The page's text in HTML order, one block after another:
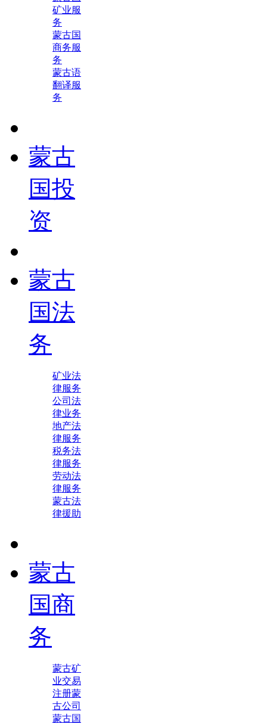
矿业服
务
蒙古国
商务服
务
蒙古语
翻译服
务
蒙古
国投
资
蒙古
国法
务
矿业法
律服务
公司法
律业务
地产法
律服务
税务法
律服务
劳动法
律服务
蒙古法
律援助
蒙古
国商
务
蒙古矿
业交易
注册蒙
古公司
蒙古国